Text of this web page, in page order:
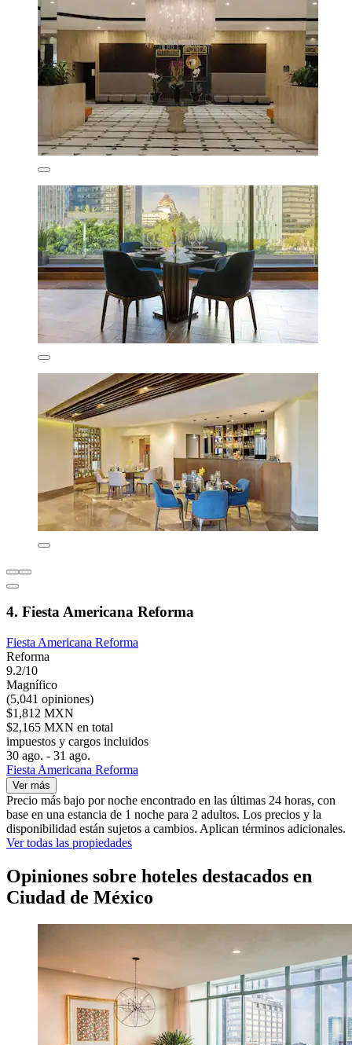
4. Fiesta Americana Reforma
Fiesta Americana Reforma
Reforma
9.2/10
Magnífico
(5,041 opiniones)
$1,812 MXN
$2,165 MXN en total
impuestos y cargos incluidos
30 ago. - 31 ago.
Fiesta Americana Reforma
Ver más
Precio más bajo por noche encontrado en las últimas 24 horas, con
base en una estancia de 1 noche para 2 adultos. Los precios y la
disponibilidad están sujetos a cambios. Aplican términos adicionales.
Ver todas las propiedades
Opiniones sobre hoteles destacados en
Ciudad de México